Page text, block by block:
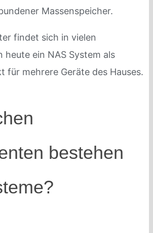
Massenspeicher.
findet sich in vielen
heute ein NAS System als
für mehrere Geräte des Hauses.
bestehen